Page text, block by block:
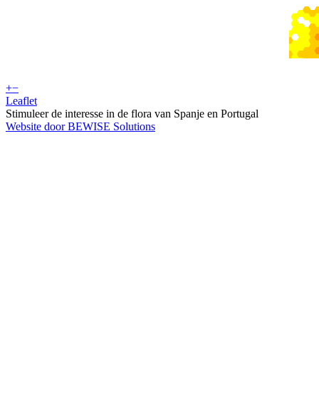
+−
Leaflet
Stimuleer de interesse in de flora van Spanje en Portugal
Website door BEWISE Solutions